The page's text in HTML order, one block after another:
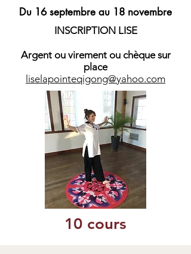
Du 16 septembre au 18 novembre
INSCRIPTION LISE
Argent ou virement ou chèque sur
place
liselapointeqigong@yahoo.com
10 cours